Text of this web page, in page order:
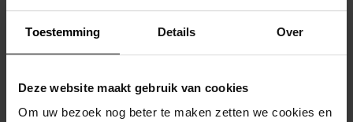
Toestemming Details Over
Deze website maakt gebruik van cookies
Om uw bezoek nog beter te maken zetten we cookies en
Helaas, er is een fout opgetreden